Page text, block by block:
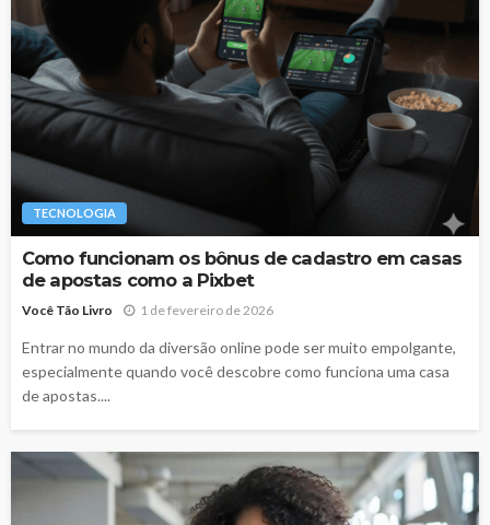
TECNOLOGIA
Como funcionam os bônus de cadastro em casas
de apostas como a Pixbet
Você Tão Livro 1 de fevereiro de 2026
Entrar no mundo da diversão online pode ser muito empolgante,
especialmente quando você descobre como funciona uma casa
de apostas....